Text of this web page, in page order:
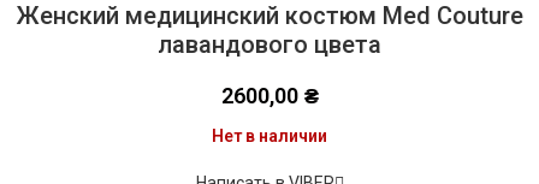
Женский медицинский костюм Med Couture
лавандового цвета
2600,00 ₴
Нет в наличии